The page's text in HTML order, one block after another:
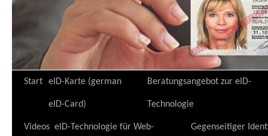
Zum
springen
Start eID-Karte (german
eID-Card)
Beratungsangebot zur eID-
Technologie
Videos eID-Technologie für Web- Gegenseitiger